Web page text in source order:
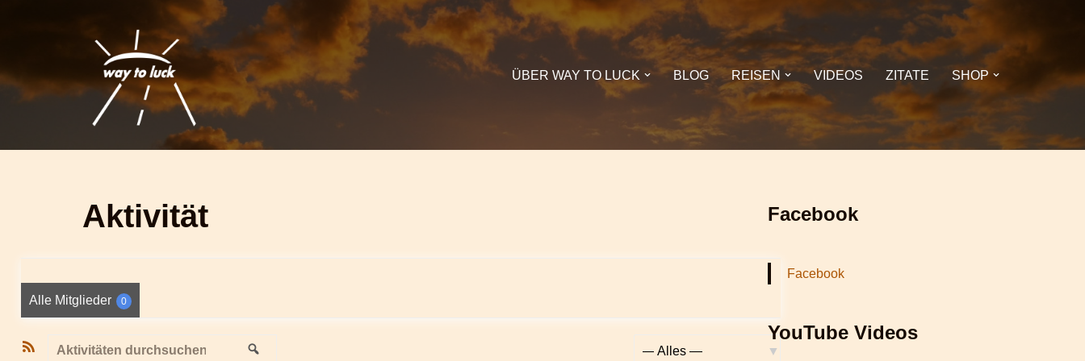
springen
ÜBER WAY TO LUCK BLOG REISEN VIDEOS ZITATE SHOP
Aktivität
Alle Mitglieder 0
RSS-Aktivitäten
Facebook
Facebook
YouTube Videos